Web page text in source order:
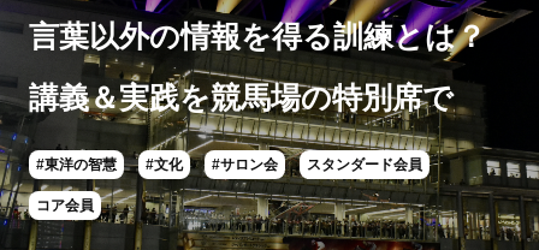
言葉以外の情報を得る訓練とは？
講義＆実践を競馬場の特別席で
#東洋の智慧 #文化 #サロン会 スタンダード会員
コア会員